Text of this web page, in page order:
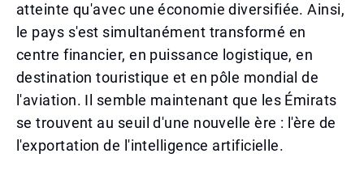
atteinte qu'avec une économie diversifiée. Ainsi,
le pays s'est simultanément transformé en
centre financier, en puissance logistique, en
destination touristique et en pôle mondial de
l'aviation. Il semble maintenant que les Émirats
se trouvent au seuil d'une nouvelle ère : l'ère de
l'exportation de l'intelligence artificielle.